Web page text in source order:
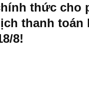
thức cho
thanh toán
8!